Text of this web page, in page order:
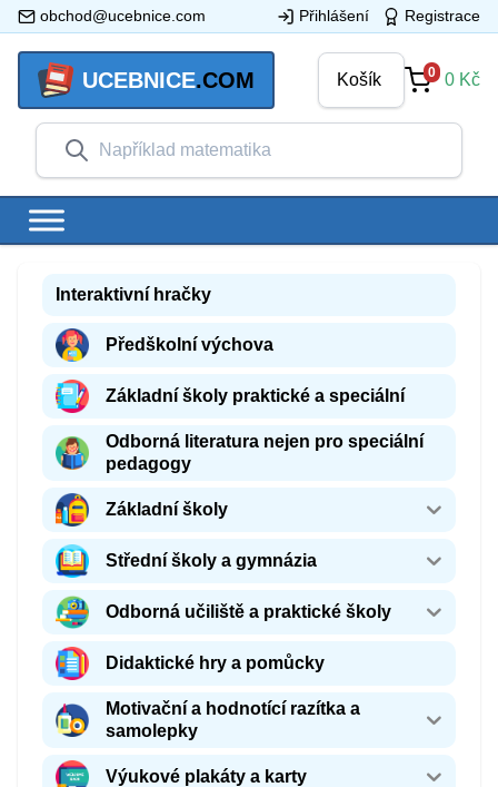
obchod@ucebnice.com Přihlášení Registrace
UCEBNICE.COM Košík 0 0 Kč
Interaktivní hračky
Předškolní výchova
Základní školy praktické a speciální
Odborná literatura nejen pro speciální
pedagogy
Základní školy
Střední školy a gymnázia
Odborná učiliště a praktické školy
Didaktické hry a pomůcky
Motivační a hodnotící razítka a
samolepky
Výukové plakáty a karty